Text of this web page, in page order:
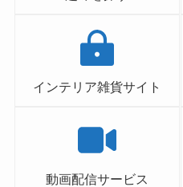
インテリア雑貨サイト
動画配信サービス